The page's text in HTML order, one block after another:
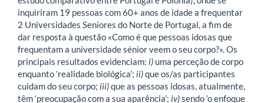
inquiriram 19 pessoas com 60+ anos de idade a frequentar
2 Universidades Seniores do Norte de Portugal, a fim de
dar resposta à questão «Como é que pessoas idosas que
frequentam a universidade sénior veem o seu corpo?». Os
principais resultados evidenciam: i) uma perceção de corpo
enquanto ‘realidade biológica’; ii)que os/as participantes
cuidam do seu corpo; iii)que as pessoas idosas, atualmente,
têm ‘preocupação com a sua aparência’; iv)sendo ‘o enfoque